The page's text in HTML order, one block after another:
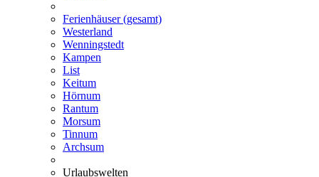
Ferienhäuser (gesamt)
Westerland
Wenningstedt
Kampen
List
Keitum
Hörnum
Rantum
Morsum
Tinnum
Archsum
Urlaubswelten